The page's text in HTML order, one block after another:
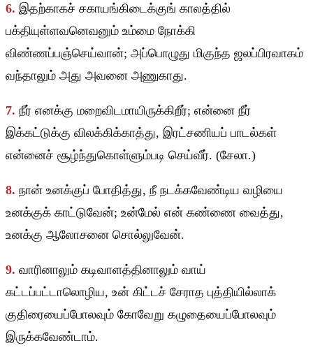
6. இதற்காகச் சகாயங்கிடைக்குங் காலத்தில்
பக்தியுள்ளவனெவனும் உம்மை நோக்கி
விண்ணப்பஞ்செய்வான்; அப்பொழுது மிகுந்த ஜலப்பிரவாகம்
வந்தாலும் அது அவனை அணுகாது.
7. நீர் எனக்கு மறைவிடமாயிருக்கிறீர்; என்னை நீர்
இக்கட்டுக்கு விலக்கிக்காத்து, இரட்சணியப் பாடல்கள்
என்னைச் சூழ்ந்துகொள்ளும்படி செய்வீர். (சேலா.)
8. நான் உனக்குப் போதித்து, நீ நடக்கவேண்டிய வழியை
உனக்குக் காட்டுவேன்; உன்மேல் என் கண்ணை வைத்து,
உனக்கு ஆலோசனை சொல்லுவேன்.
9. வாரினாலும் கடிவாளத்தினாலும் வாய்
கட்டப்பட்டாலொழிய, உன் கிட்டச் சேராத புத்தியில்லாக்
குதிரையைப்போலவும் கோவேறு கழுதையைப்போலவும்
இருக்கவேண்டாம்.